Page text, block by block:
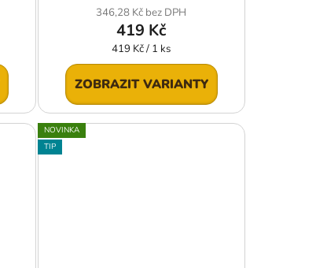
346,28 Kč bez DPH
419 Kč
Měrná
cena:
419 Kč / 1 ks
ZOBRAZIT VARIANTY
NOVINKA
TIP